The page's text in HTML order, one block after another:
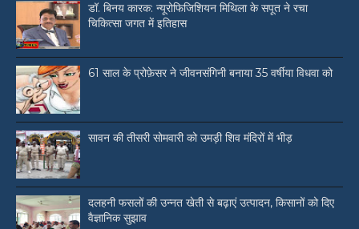
डॉ. बिनय कारक: न्यूरोफिजिशियन मिथिला के सपूत ने रचा
चिकित्सा जगत में इतिहास
61 साल के प्रोफ़ेसर ने जीवनसंगिनी बनाया 35 वर्षीया विधवा को
सावन की तीसरी सोमवारी को उमड़ी शिव मंदिरों में भीड़
दलहनी फसलों की उन्नत खेती से बढ़ाएं उत्पादन, किसानों को दिए
वैज्ञानिक सुझाव